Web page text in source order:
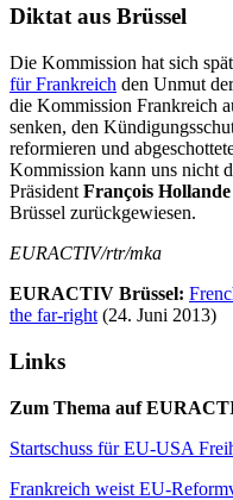
Diktat aus Brüssel
Die Kommission hat sich
für Frankreich den Unmut
die Kommission Frankreich
senken, den
reformieren und
Kommission kann uns nicht
Präsident François Hollande
Brüssel zurückgewiesen.
EURACTIV/rtr/mka
EURACTIV Brüssel:
the far-right (24. Juni 2013)
Links
Zum Thema auf
Startschuss für EU-USA
Frankreich weist EU-